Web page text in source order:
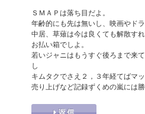
ＳＭＡＰは落ち目だよ。
年齢的にも先は無いし、映画やドラ
中居、草薙は今は良くても解散す
お払い箱でしよ。
若いジャニはもうすぐ後ろまで来
し
キムタクでさえ２，３年経てばマ
売り上げなど記録ずくめの嵐には勝